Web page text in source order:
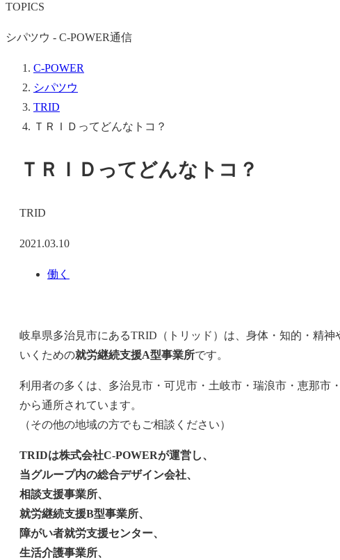
TOPICS
シパツウ - C-POWER通信
C-POWER
シパツウ
TRID
ＴＲＩＤってどんなトコ？
ＴＲＩＤってどんなトコ？
TRID
2021.03.10
働く
岐阜県多治見市にあるTRID（トリッド）は、身体・知的・精
いくための就労継続支援A型事業所です。
利用者の多くは、多治見市・可児市・土岐市・瑞浪市・恵那市
から通所されています。
（その他の地域の方でもご相談ください）
TRIDは株式会社C-POWERが運営し、
当グループ内の総合デザイン会社、
相談支援事業所、
就労継続支援B型事業所、
障がい者就労支援センター、
生活介護事業所、